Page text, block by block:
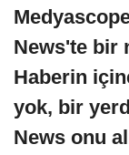
News'te bir
Haberin
yok, bir
News onu